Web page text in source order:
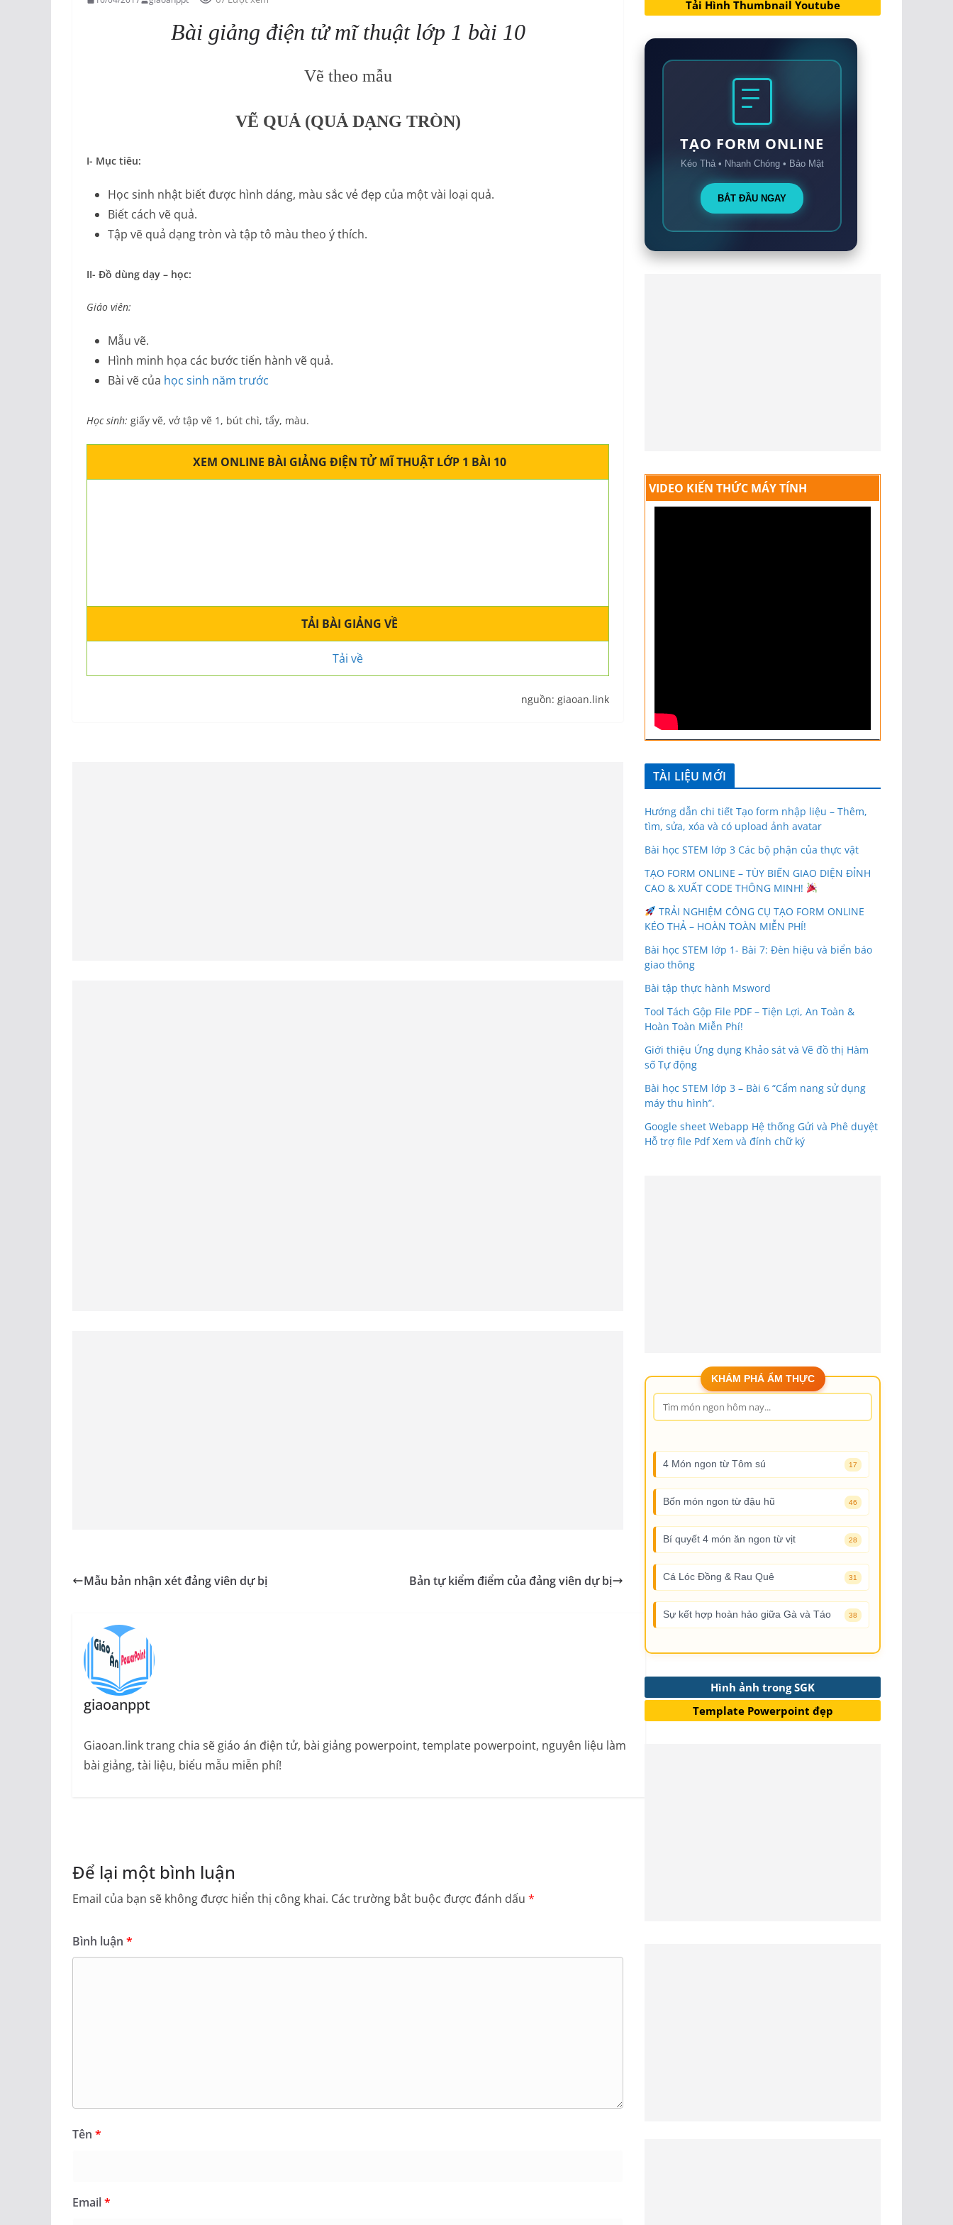
Bài giảng điện tử mĩ thuật lớp 1 bài 10
Vẽ theo mẫu
VẼ QUẢ (QUẢ DẠNG TRÒN)
I- Mục tiêu:
Học sinh nhật biết được hình dáng, màu sắc vẻ đẹp của một vài loại quả.
Biết cách vẽ quả.
Tập vẽ quả dạng tròn và tập tô màu theo ý thích.
II- Đồ dùng dạy – học:
Giáo viên:
Mẫu vẽ.
Hình minh họa các bước tiến hành vẽ quả.
Bài vẽ của học sinh năm trước
Học sinh: giấy vẽ, vở tập vẽ 1, bút chì, tẩy, màu.
XEM ONLINE BÀI GIẢNG ĐIỆN TỬ MĨ THUẬT LỚP 1 BÀI 10
TẢI BÀI GIẢNG VỀ
Tải về
nguồn: giaoan.link
Mẫu bản nhận xét đảng viên dự bị Bản tự kiểm điểm của đảng viên dự bị
giaoanppt
Giaoan.link trang chia sẽ giáo án điện tử, bài giảng powerpoint, template powerpoint, nguyên liệu làm
bài giảng, tài liệu, biểu mẫu miễn phí!
Để lại một bình luận
Email của bạn sẽ không được hiển thị công khai. Các trường bắt buộc được đánh dấu *
Bình luận *
Tên *
Email*
Tải Hình Thumbnail Youtube
TẠO FORM ONLINE
Kéo Thả • Nhanh Chóng • Bảo Mật
BẮT ĐẦU NGAY
VIDEO KIẾN THỨC MÁY TÍNH
TÀI LIỆU MỚI
Hướng dẫn chi tiết Tạo form nhập liệu – Thêm,
tìm, sửa, xóa và có upload ảnh avatar
Bài học STEM lớp 3 Các bộ phận của thực vật
TẠO FORM ONLINE – TÙY BIẾN GIAO DIỆN ĐỈNH
CAO & XUẤT CODE THÔNG MINH!
TRẢI NGHIỆM CÔNG CỤ TẠO FORM ONLINE
KÉO THẢ – HOÀN TOÀN MIỄN PHÍ!
Bài học STEM lớp 1- Bài 7: Đèn hiệu và biển báo
giao thông
Bài tập thực hành Msword
Tool Tách Gộp File PDF – Tiện Lợi, An Toàn &
Hoàn Toàn Miễn Phí!
Giới thiệu Ứng dụng Khảo sát và Vẽ đồ thị Hàm
số Tự động
Bài học STEM lớp 3 – Bài 6 “Cẩm nang sử dụng
máy thu hình”.
Google sheet Webapp Hệ thống Gửi và Phê duyệt
Hỗ trợ file Pdf Xem và đính chữ ký
KHÁM PHÁ ẨM THỰC
4 Món ngon từ Tôm sú 17
Bốn món ngon từ đậu hũ 46
Bí quyết 4 món ăn ngon từ vịt 28
Cá Lóc Đồng & Rau Quê 31
Sự kết hợp hoàn hảo giữa Gà và Táo 38
Hình ảnh trong SGK
Template Powerpoint đẹp